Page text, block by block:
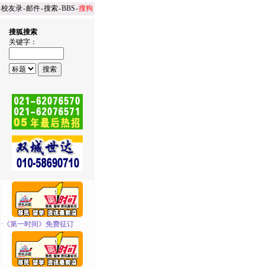
校友录-邮件-搜索-BBS-搜狗
搜狐搜索
关键字：
· 《第一时间》免费征订